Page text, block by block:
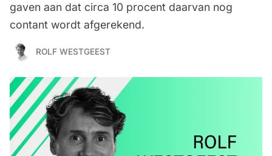
gaven aan dat circa 10 procent daarvan nog
contant wordt afgerekend.
ROLF WESTGEEST